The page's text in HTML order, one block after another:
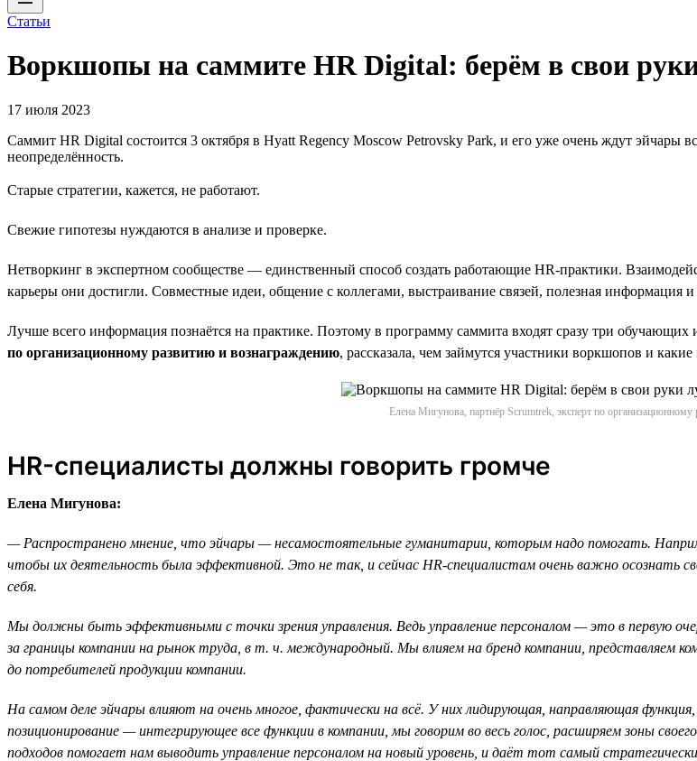
Статьи
Воркшопы на саммите HR Digital: берём в свои
17 июля 2023
Саммит HR Digital состоится 3 октября в Hyatt Regency Moscow Petrovsky Park, и его уже очень ждут эйчары
неопределённость.
Старые стратегии, кажется, не работают.
Свежие гипотезы нуждаются в анализе и проверке.
Нетворкинг в экспертном сообществе — единственный способ создать работающие НR-практики.
карьеры они достигли. Совместные идеи, общение с коллегами, выстраивание связей, полезная
Лучше всего информация познаётся на практике. Поэтому в программу саммита входят сразу три
по организационному развитию и вознаграждению, рассказала, чем займутся участники воркшопов и
Елена Мигунова, партнёр Scrumtrek, эксперт по
HR-специалисты должны говорить громче
Елена Мигунова:
— Распространено мнение, что эйчары — несамостоятельные гуманитарии, которым надо помогать.
чтобы их деятельность была эффективной. Это не так, и сейчас HR-специалистам очень важно осознать
себя.
Мы должны быть эффективными с точки зрения управления. Ведь управление персоналом — это в первую
за границы компании на рынок труда, в т. ч. международный. Мы влияем на бренд компании,
до потребителей продукции компании.
На самом деле эйчары влияют на очень многое, фактически на всё. У них лидирующая, направляющая
позиционирование — интегрирующее все функции в компании, мы говорим во весь голос, расширяем зоны
подходов помогает нам выводить управление персоналом на новый уровень, и даёт тот самый